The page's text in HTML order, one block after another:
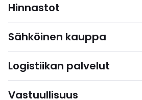
Hinnastot
Sähköinen kauppa
Logistiikan palvelut
Vastuullisuus